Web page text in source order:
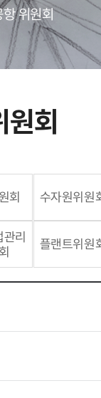
위원회
회
회 수자원위원
리
플랜트위원